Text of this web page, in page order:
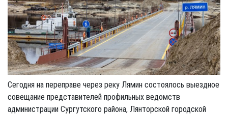
Сегодня на переправе через реку Лямин состоялось выездное
совещание представителей профильных ведомств
администрации Сургутского района, Лянторской городской